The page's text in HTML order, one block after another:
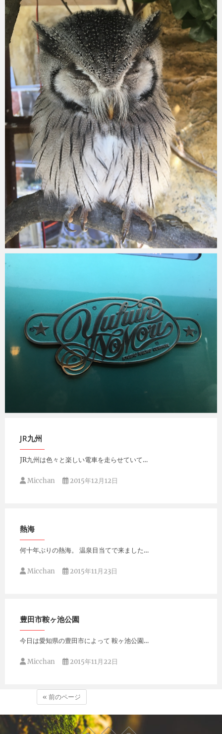
JR九州
JR九州は色々と楽しい電車を走らせていて…
Micchan 2015年12月12日
熱海
何十年ぶりの熱海。 温泉目当てで来ました…
Micchan 2015年11月23日
豊田市鞍ヶ池公園
今日は愛知県の豊田市によって 鞍ヶ池公園…
Micchan 2015年11月22日
« 前のページ